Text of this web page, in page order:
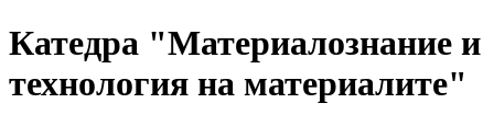
Катедра "Материалознание и
технология на материалите"